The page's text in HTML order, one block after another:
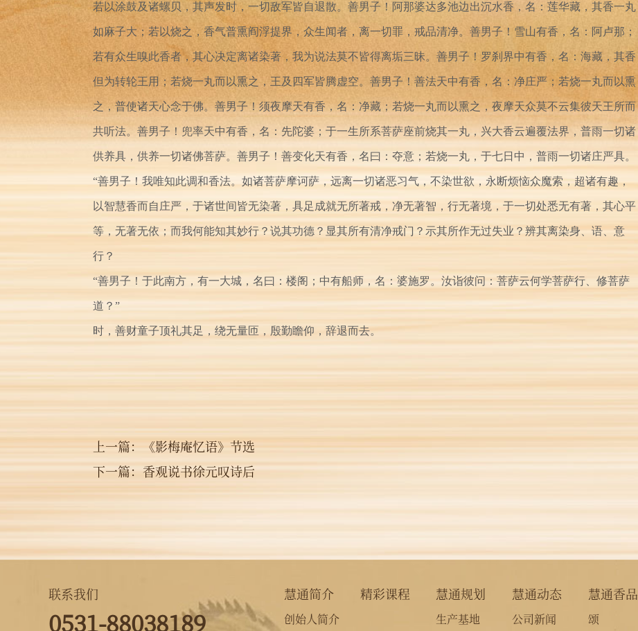
若以涂鼓及诸螺贝，其声发时，一切敌军皆自退散。善男子！阿那婆达多池边出沉水香，名：莲华藏，其香一丸
如麻子大；若以烧之，香气普熏阎浮提界，众生闻者，离一切罪，戒品清净。善男子！雪山有香，名：阿卢那；
若有众生嗅此香者，其心决定离诸染著，我为说法莫不皆得离垢三昧。善男子！罗刹界中有香，名：海藏，其香
但为转轮王用；若烧一丸而以熏之，王及四军皆腾虚空。善男子！善法天中有香，名：净庄严；若烧一丸而以熏
之，普使诸天心念于佛。善男子！须夜摩天有香，名：净藏；若烧一丸而以熏之，夜摩天众莫不云集彼天王所而
共听法。善男子！兜率天中有香，名：先陀婆；于一生所系菩萨座前烧其一丸，兴大香云遍覆法界，普雨一切诸
供养具，供养一切诸佛菩萨。善男子！善变化天有香，名曰：夺意；若烧一丸，于七日中，普雨一切诸庄严具。
“善男子！我唯知此调和香法。如诸菩萨摩诃萨，远离一切诸恶习气，不染世欲，永断烦恼众魔索，超诸有趣，
以智慧香而自庄严，于诸世间皆无染著，具足成就无所著戒，净无著智，行无著境，于一切处悉无有著，其心平
等，无著无依；而我何能知其妙行？说其功德？显其所有清净戒门？示其所作无过失业？辨其离染身、语、意
行？
“善男子！于此南方，有一大城，名曰：楼阁；中有船师，名：婆施罗。汝诣彼问：菩萨云何学菩萨行、修菩萨
道？”
时，善财童子顶礼其足，绕无量匝，殷勤瞻仰，辞退而去。
上一篇：《影梅庵忆语》节选
下一篇：香观说书徐元叹诗后
联系我们
0531-88038189
慧通简介
创始人简介
精彩课程 慧通规划
生产基地
慧通动态
公司新闻
慧通香品
颂